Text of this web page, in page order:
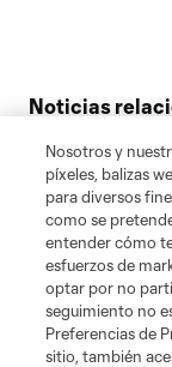
Noticias
De un lado de
MLS que
Felipe Mora se
con goles
Cómo Martí
Nosotros y
píxeles, balizas
para diversos
como se
entender cómo
esfuerzos de
optar por no
seguimiento no
Preferencias de
sitio, también